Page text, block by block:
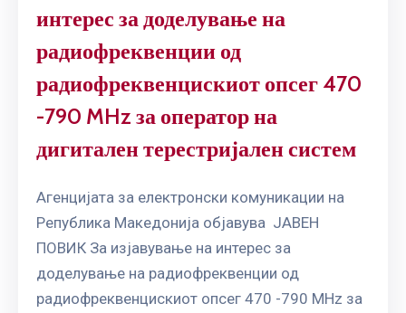
интерес за доделување на
радиофреквенции од
радиофреквенцискиот опсег 470
-790 MHz за оператор на
дигитален терестријален систем
Агенцијата за електронски комуникации на
Република Македонија објавува ЈАВЕН
ПОВИК За изјавување на интерес за
доделување на радиофреквенции од
радиофреквенцискиот опсег 470 -790 MHz за